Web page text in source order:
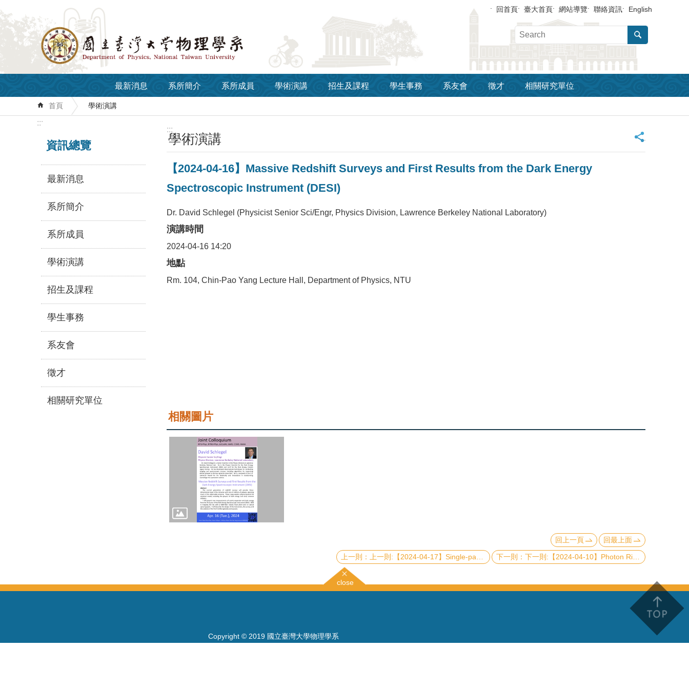
跳到主要內容區塊 回首頁 臺大首頁 網站導覽 聯絡資訊 English
最新消息 系所簡介 系所成員 學術演講 招生及課程 學生事務 系友會 徵才 相關研究單位
首頁 學術演講
:::
資訊總覽
最新消息
系所簡介
系所成員
學術演講
招生及課程
學生事務
系友會
徵才
相關研究單位
:::
學術演講 _
【2024-04-16】Massive Redshift Surveys and First Results from the Dark Energy
Spectroscopic Instrument (DESI)
Dr. David Schlegel (Physicist Senior Sci/Engr, Physics Division, Lawrence Berkeley National Laboratory)
演講時間
2024-04-16 14:20
地點
Rm. 104, Chin-Pao Yang Lecture Hall, Department of Physics, NTU
相關圖片
回上一頁 回最上面
上一則:【2024-04-17】Single-particle versus many-particle energies for identifying silicene structure on ZrB2(0001) 下一則:【2024-04-10】Photon Rings and Black Holes
close
Copyright © 2019 國立臺灣大學物理學系